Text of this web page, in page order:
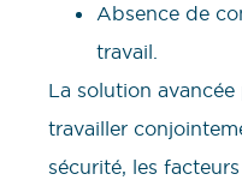
Absence de
travail.
La solution avancée
travailler
sécurité, les